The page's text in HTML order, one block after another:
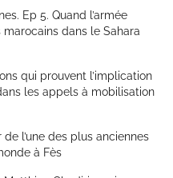
Ep 5. Quand l’armée
dans le Sahara
qui prouvent l’implication
les appels à mobilisation
l’une des plus anciennes
à Fès